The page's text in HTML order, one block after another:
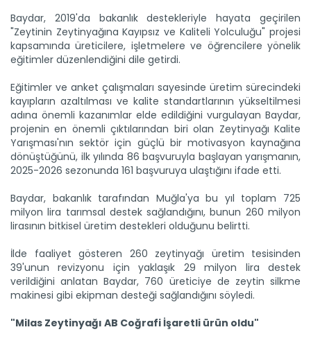
Baydar, 2019'da bakanlık destekleriyle hayata geçirilen
"Zeytinin Zeytinyağına Kayıpsız ve Kaliteli Yolculuğu" projesi
kapsamında üreticilere, işletmelere ve öğrencilere yönelik
eğitimler düzenlendiğini dile getirdi.
Eğitimler ve anket çalışmaları sayesinde üretim sürecindeki
kayıpların azaltılması ve kalite standartlarının yükseltilmesi
adına önemli kazanımlar elde edildiğini vurgulayan Baydar,
projenin en önemli çıktılarından biri olan Zeytinyağı Kalite
Yarışması'nın sektör için güçlü bir motivasyon kaynağına
dönüştüğünü, ilk yılında 86 başvuruyla başlayan yarışmanın,
2025-2026 sezonunda 161 başvuruya ulaştığını ifade etti.
Baydar, bakanlık tarafından Muğla'ya bu yıl toplam 725
milyon lira tarımsal destek sağlandığını, bunun 260 milyon
lirasının bitkisel üretim destekleri olduğunu belirtti.
İlde faaliyet gösteren 260 zeytinyağı üretim tesisinden
39'unun revizyonu için yaklaşık 29 milyon lira destek
verildiğini anlatan Baydar, 760 üreticiye de zeytin silkme
makinesi gibi ekipman desteği sağlandığını söyledi.
"Milas Zeytinyağı AB Coğrafi İşaretli ürün oldu"
Meralarda susuzluk bitti, göç...
Siirt'te Tarım ve Orman Bakanlığınca yürütülen "Mera Islah
ve...
Devamını Oku ->
Taşköprü sarımsağı...
Taşköprü Belediyesince bu yıl 36'ncısı düzenlenen
Uluslararası...